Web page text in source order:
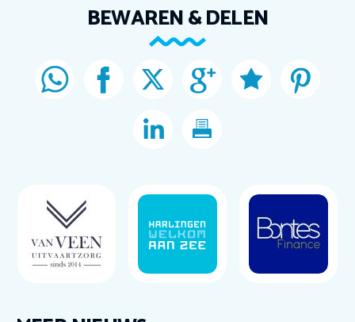
BEWAREN & DELEN